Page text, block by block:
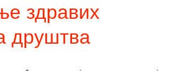
здравих
друштва